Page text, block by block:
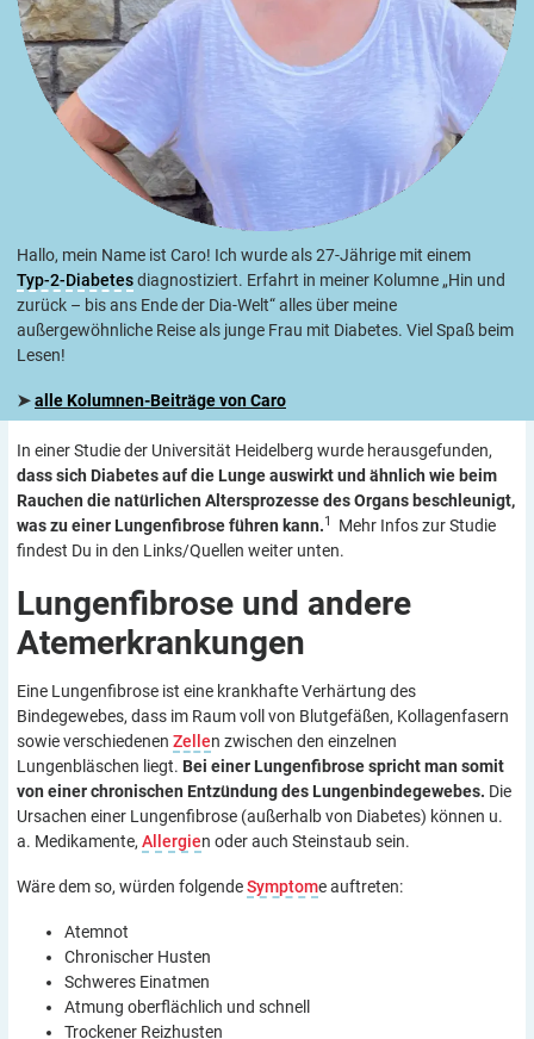
Hallo, mein Name ist Caro! Ich wurde als 27-Jährige mit einem
Typ-2-Diabetesdiagnostiziert. Erfahrt in meiner Kolumne „Hin und
zurück – bis ans Ende der Dia-Welt“ alles über meine
außergewöhnliche Reise als junge Frau mit Diabetes. Viel Spaß beim
Lesen!
➤alle Kolumnen-Beiträge von Caro
In einer Studie der Universität Heidelberg wurde herausgefunden,
dass sich Diabetes auf die Lunge auswirkt und ähnlich wie beim
Rauchen die natürlichen Altersprozesse des Organs beschleunigt,
was zu einer Lungenfibrose führen kann.1 Mehr Infos zur Studie
findest Du in den Links/Quellen weiter unten.
Lungenfibrose und andere
Atemerkrankungen
Eine Lungenfibrose ist eine krankhafte Verhärtung des
Bindegewebes, dass im Raum voll von Blutgefäßen, Kollagenfasern
sowie verschiedenen Zellen zwischen den einzelnen
Lungenbläschen liegt. Bei einer Lungenfibrose spricht man somit
von einer chronischen Entzündung des Lungenbindegewebes. Die
Ursachen einer Lungenfibrose (außerhalb von Diabetes) können u.
a. Medikamente, Allergien oder auch Steinstaub sein.
Wäre dem so, würden folgendeSymptome auftreten:
Atemnot
Chronischer Husten
Schweres Einatmen
Atmung oberflächlich und schnell
Trockener Reizhusten